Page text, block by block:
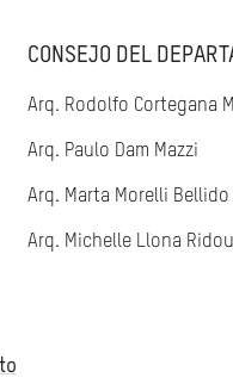
CONSEJO DEL
Arq. Rodolfo Cortegana
Arq. Paulo Dam Mazzi
Arq. Marta Morelli Bellido
Arq. Michelle Llona